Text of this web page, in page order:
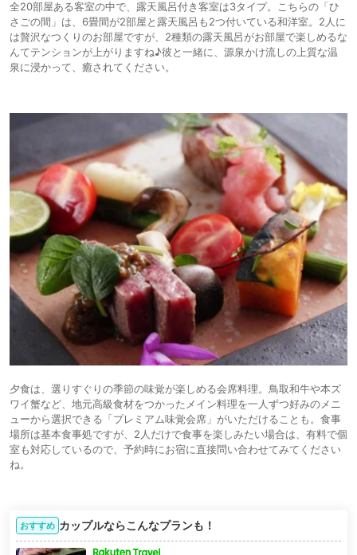
全20部屋ある客室の中で、露天風呂付き客室は3タイプ。こちらの「ひ
さごの間」は、6畳間が2部屋と露天風呂も2つ付いている和洋室。2人に
は贅沢なつくりのお部屋ですが、2種類の露天風呂がお部屋で楽しめるな
んてテンションが上がりますね♪彼と一緒に、源泉かけ流しの上質な温
泉に浸かって、癒されてください。
夕食は、選りすぐりの季節の味覚が楽しめる会席料理。鳥取和牛や本ズ
ワイ蟹など、地元高級食材をつかったメイン料理を一人ずつ好みのメニ
ューから選択できる「プレミアム味覚会席」がいただけることも。食事
場所は基本食事処ですが、2人だけで食事を楽しみたい場合は、有料で個
室も対応しているので、予約時にお宿に直接問い合わせてみてください
ね。
おすすめ カップルならこんなプランも！